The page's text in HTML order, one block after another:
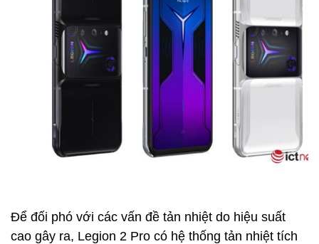
Để đối phó với các vấn đề tản nhiệt do hiệu suất
cao gây ra, Legion 2 Pro có hệ thống tản nhiệt tích